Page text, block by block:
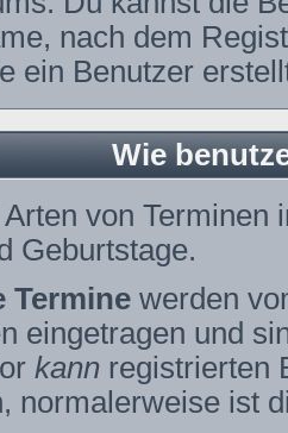
nach dem
ein Benutzer
Wie
von Terminen
Geburtstage.
Terminewerden
eingetragen und
kannregistrierten
normalerweise ist